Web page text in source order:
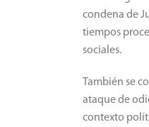
condena de
tiempos
sociales.
También se
ataque de
contexto